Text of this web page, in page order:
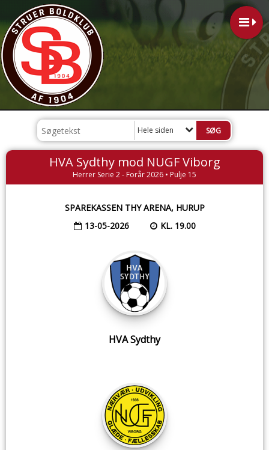
Hele siden
HVA Sydthy mod NUGF Viborg
Herrer Serie 2 - Forår 2026 • Pulje 15
SPAREKASSEN THY ARENA, HURUP
13-05-2026
KL. 19.00
HVA Sydthy